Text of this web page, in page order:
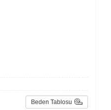
Beden Tablosu